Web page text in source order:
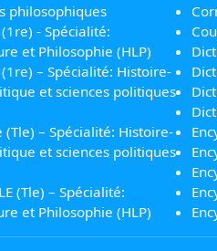
philosophiques
- Spécialité:
et Philosophie (HLP)
– Spécialité: Histoire-
et sciences politiques
(Tle) – Spécialité: Histoire-
et sciences politiques
(Tle) – Spécialité:
et Philosophie (HLP)